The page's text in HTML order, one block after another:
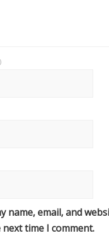
name, email, and
time I comment.